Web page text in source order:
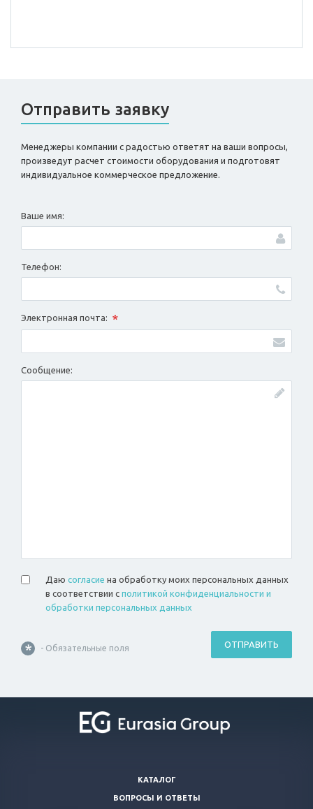
Отправить заявку
Менеджеры компании с радостью ответят на ваши вопросы,
произведут расчет стоимости оборудования и подготовят
индивидуальное коммерческое предложение.
Ваше имя:
Телефон:
Электронная почта: *
Сообщение:
Даю согласие на обработку моих персональных данных
в соответствии с политикой конфиденциальности и
обработки персональных данных
* - Обязательные поля ОТПРАВИТЬ
КАТАЛОГ
ВОПРОСЫ И ОТВЕТЫ